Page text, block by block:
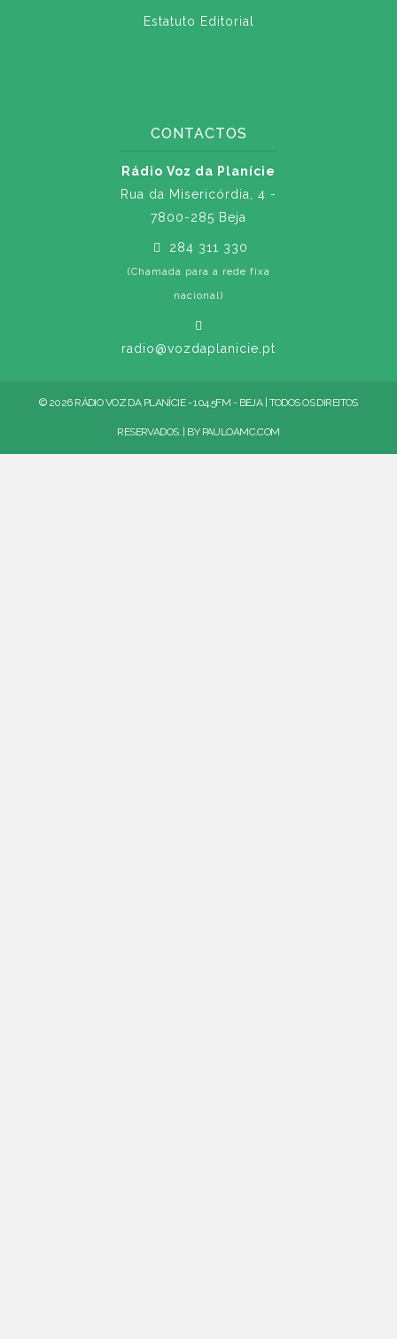
Estatuto Editorial
CONTACTOS
Rádio Voz da Planície
Rua da Misericórdia, 4 -
7800-285 Beja
284 311 330
(Chamada para a rede fixa
nacional)
radio@vozdaplanicie.pt
© 2026 RÁDIO VOZ DA PLANÍCIE - 104.5FM - BEJA | TODOS OS DIREITOS
RESERVADOS. | BY PAULOAMC.COM